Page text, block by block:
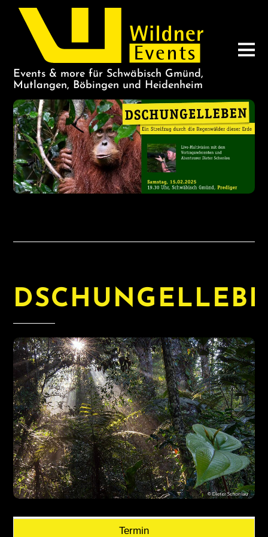
Events & more für Schwäbisch Gmünd,
Mutlangen, Böbingen und Heidenheim
Termin